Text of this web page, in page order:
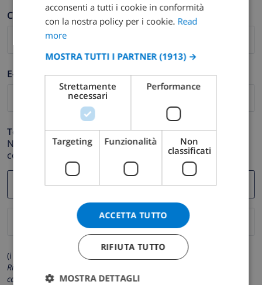
Cognome *
E-mail *
Telefono *
Nel caso in cui il tuo indirizzo email non funzioni
correttamente.
(i campi contrassegnati con * sono obbligatori)
Rispettiamo la tua privacy. I tuoi dati personali non saranno mai
condivisi con gli altri.
SPANISH
GERMAN
DANISH
NORWEGIAN
acconsenti a tutti i cookie in conformità
con la nostra policy per i cookie. Read
more
MOSTRA TUTTI I PARTNER (1913) →
Strettamente
necessari
Performance
Targeting Funzionalità
Non
classificati
ACCETTA TUTTO
RIFIUTA TUTTO
MOSTRA DETTAGLI